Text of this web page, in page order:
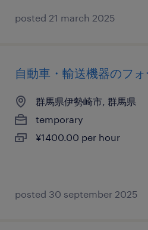
posted 21 march 2025
自動車・輸送機器のフォ
群馬県伊勢崎市, 群馬県
temporary
¥1400.00 per hour
posted 30 september 2025